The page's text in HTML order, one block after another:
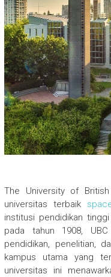
The University of
universitas terbaik
institusi pendidikan
pada tahun 1908,
pendidikan, penelitian,
kampus utama yang
universitas ini